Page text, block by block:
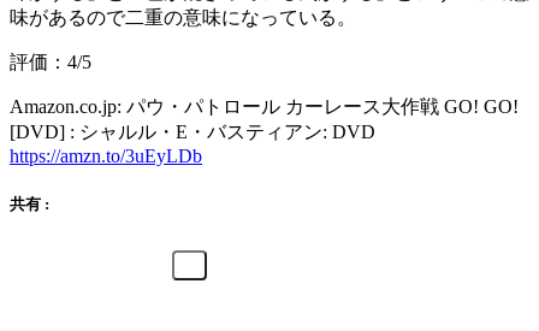
味があるので二重の意味になっている。
評価：4/5
Amazon.co.jp: パウ・パトロール カーレース大作戦 GO! GO!
[DVD] : シャルル・E・バスティアン: DVD
https://amzn.to/3uEyLDb
共有 :